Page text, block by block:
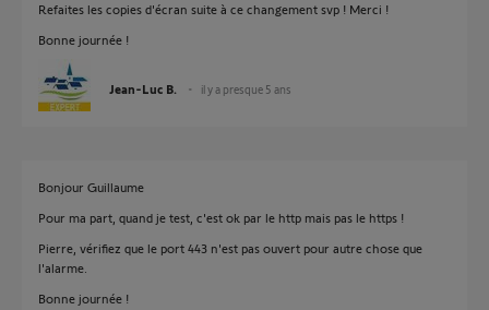
Refaites les copies d'écran suite à ce changement svp ! Merci !
Bonne journée !
Jean-Luc B. il y a presque 5 ans
Bonjour Guillaume
Pour ma part, quand je test, c'est ok par le http mais pas le https !
Pierre, vérifiez que le port 443 n'est pas ouvert pour autre chose que
l'alarme.
Bonne journée !